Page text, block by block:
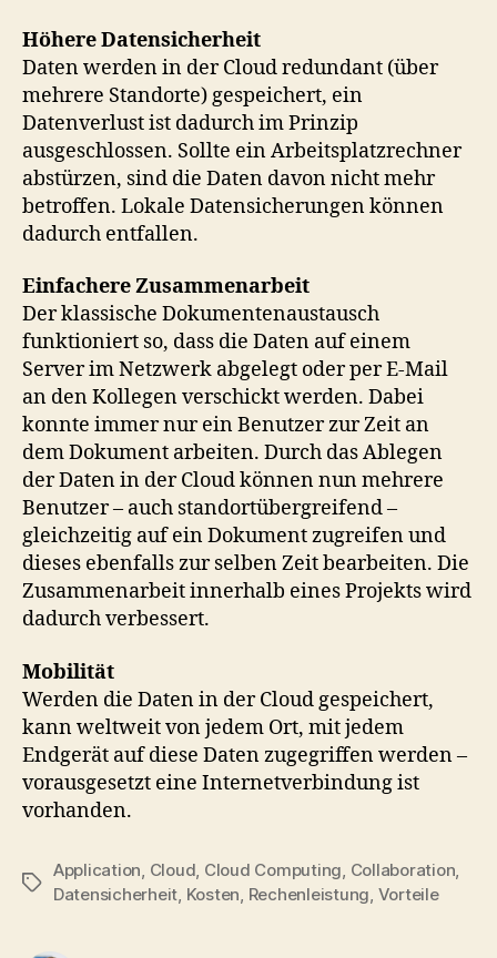
Höhere Datensicherheit
Daten werden in der Cloud redundant (über
mehrere Standorte) gespeichert, ein
Datenverlust ist dadurch im Prinzip
ausgeschlossen. Sollte ein Arbeitsplatzrechner
abstürzen, sind die Daten davon nicht mehr
betroffen. Lokale Datensicherungen können
dadurch entfallen.
Einfachere Zusammenarbeit
Der klassische Dokumentenaustausch
funktioniert so, dass die Daten auf einem
Server im Netzwerk abgelegt oder per E-Mail
an den Kollegen verschickt werden. Dabei
konnte immer nur ein Benutzer zur Zeit an
dem Dokument arbeiten. Durch das Ablegen
der Daten in der Cloud können nun mehrere
Benutzer – auch standortübergreifend –
gleichzeitig auf ein Dokument zugreifen und
dieses ebenfalls zur selben Zeit bearbeiten. Die
Zusammenarbeit innerhalb eines Projekts wird
dadurch verbessert.
Mobilität
Werden die Daten in der Cloud gespeichert,
kann weltweit von jedem Ort, mit jedem
Endgerät auf diese Daten zugegriffen werden –
vorausgesetzt eine Internetverbindung ist
vorhanden.
Tags
Application Cloud Cloud Computing Collaboration
Datensicherheit Kosten Rechenleistung Vorteile